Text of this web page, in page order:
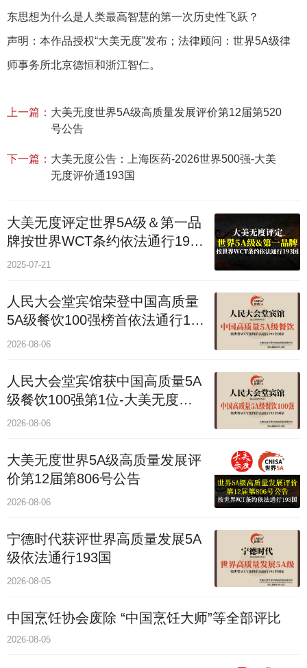
东思想为什么是人类最高智慧的第一次历史性飞跃？
声明：本作品授权“大美无度”发布；法律顾问：世界5A级律
师事务所北京德恒和浙江智仁。
上一篇： 大美无度世界5A级高质量发展评价第12届第520
号公告
下一篇： 大美无度公告：上海医药-2026世界500强-大美
无度评价通193国
大美无度评定世界5A级＆第一品
牌按世界WCT条约依法通行193
个国家
2025-07-21
人民大会堂宾馆荣登中国高质量
5A级餐饮100强榜首依法通行193
国
2026-08-06
人民大会堂宾馆获中国高质量5A
级餐饮100强第1位-大美无度评
价通193国
2026-08-06
大美无度世界5A级高质量发展评
价第12届第806号公告
2026-08-06
宁德时代获评世界高质量发展5A
级依法通行193国
2026-08-05
中国烹饪协会废除 “中国烹饪大师”等全部评比
2026-08-05